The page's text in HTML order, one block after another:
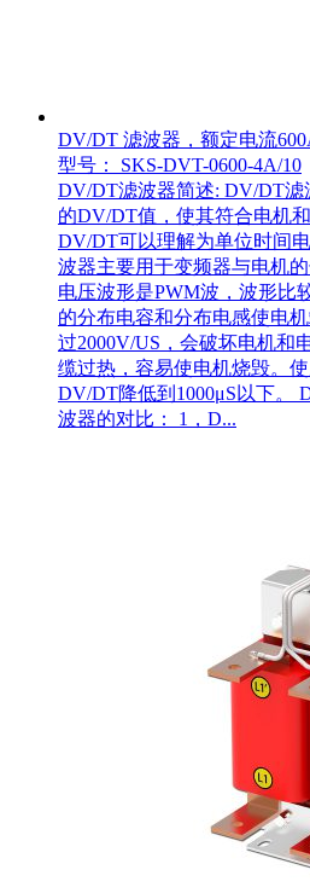
DV/DT 滤波器，额定电流
型号： SKS-DVT-0600-4A/10
DV/DT滤波器简述: DV/DT滤
的DV/DT值，使其符合电机
DV/DT可以理解为单位时间
波器主要用于变频器与电机
电压波形是PWM波，波形比
的分布电容和分布电感使电
过2000V/US，会破坏电机和
缆过热，容易使电机烧毁。
DV/DT降低到1000μS以下。
波器的对比： 1，D...